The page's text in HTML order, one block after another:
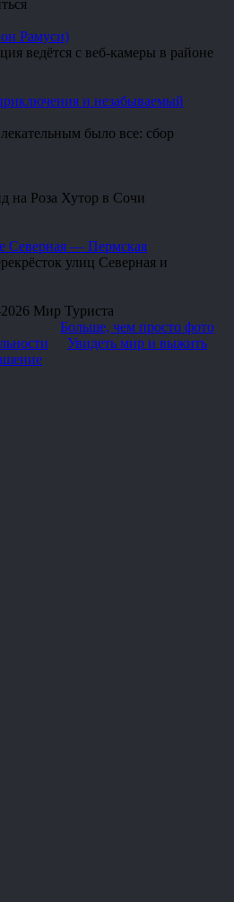
Рамуси)
ведётся с веб-камеры в районе
и незабываемый
было все: сбор
на Роза Хутор в Сочи
Северная — Пермская
улиц Северная и
Мир Туриста
Больше, чем просто фото
Увидеть мир и выжить